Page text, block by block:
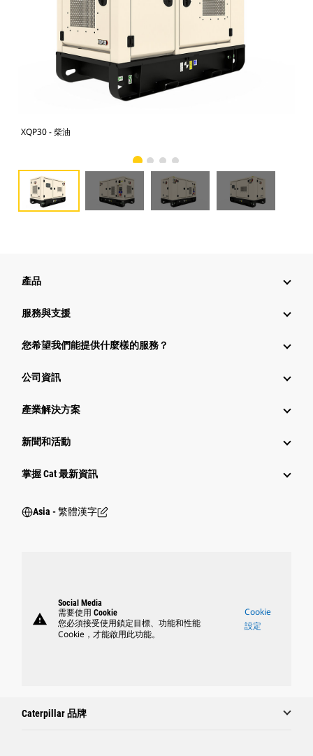
XQP30 - 柴油
產品
服務與支援
您希望我們能提供什麼樣的服務？
公司資訊
產業解決方案
新聞和活動
掌握 Cat 最新資訊
Asia - 繁體漢字
warning
Social Media
需要使用 Cookie
您必須接受使用鎖定目標、功能和性能
Cookie，才能啟用此功能。
Cookie
設定
Caterpillar 品牌